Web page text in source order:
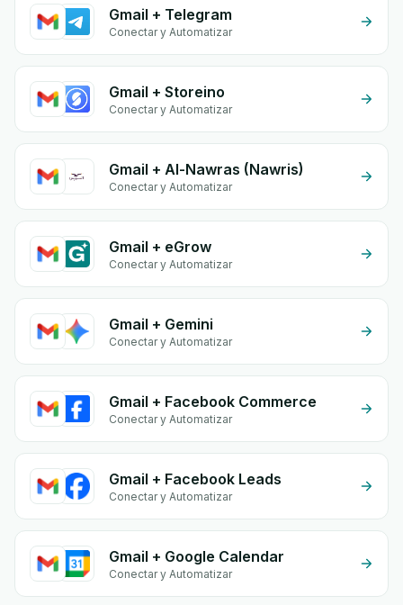
Gmail + Telegram
Conectar y Automatizar
Gmail + Storeino
Conectar y Automatizar
Gmail + Al-Nawras (Nawris)
Conectar y Automatizar
Gmail + eGrow
Conectar y Automatizar
Gmail + Gemini
Conectar y Automatizar
Gmail + Facebook Commerce
Conectar y Automatizar
Gmail + Facebook Leads
Conectar y Automatizar
Gmail + Google Calendar
Conectar y Automatizar